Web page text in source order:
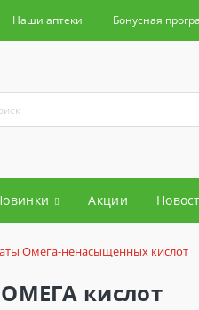
Наши аптеки Бонусная
Акции
Омега-ненасыщенных кислот
кислот